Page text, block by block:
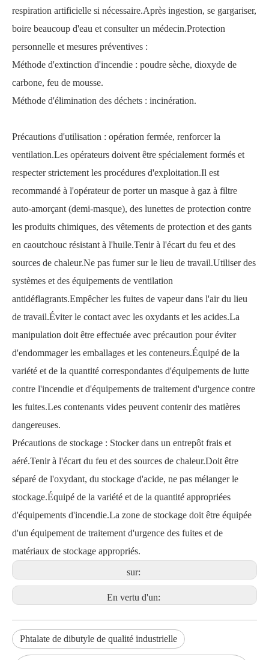
respiration artificielle si nécessaire.Après ingestion, se gargariser,
boire beaucoup d'eau et consulter un médecin.Protection
personnelle et mesures préventives :
Méthode d'extinction d'incendie : poudre sèche, dioxyde de
carbone, feu de mousse.
Méthode d'élimination des déchets : incinération.
Précautions d'utilisation : opération fermée, renforcer la
ventilation.Les opérateurs doivent être spécialement formés et
respecter strictement les procédures d'exploitation.Il est
recommandé à l'opérateur de porter un masque à gaz à filtre
auto-amorçant (demi-masque), des lunettes de protection contre
les produits chimiques, des vêtements de protection et des gants
en caoutchouc résistant à l'huile.Tenir à l'écart du feu et des
sources de chaleur.Ne pas fumer sur le lieu de travail.Utiliser des
systèmes et des équipements de ventilation
antidéflagrants.Empêcher les fuites de vapeur dans l'air du lieu
de travail.Éviter le contact avec les oxydants et les acides.La
manipulation doit être effectuée avec précaution pour éviter
d'endommager les emballages et les conteneurs.Équipé de la
variété et de la quantité correspondantes d'équipements de lutte
contre l'incendie et d'équipements de traitement d'urgence contre
les fuites.Les contenants vides peuvent contenir des matières
dangereuses.
Précautions de stockage : Stocker dans un entrepôt frais et
aéré.Tenir à l'écart du feu et des sources de chaleur.Doit être
séparé de l'oxydant, du stockage d'acide, ne pas mélanger le
stockage.Équipé de la variété et de la quantité appropriées
d'équipements d'incendie.La zone de stockage doit être équipée
d'un équipement de traitement d'urgence des fuites et de
matériaux de stockage appropriés.
sur:
En vertu d'un:
Phtalate de dibutyle de qualité industrielle